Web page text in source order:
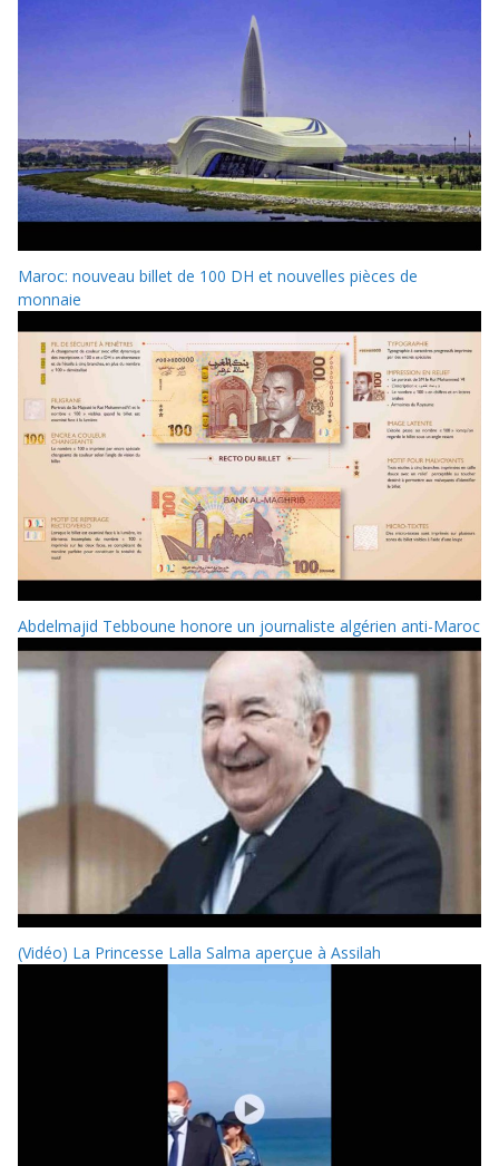
Maroc: nouveau billet de 100 DH et nouvelles pièces de
monnaie
Abdelmajid Tebboune honore un journaliste algérien anti-Maroc
(Vidéo) La Princesse Lalla Salma aperçue à Assilah